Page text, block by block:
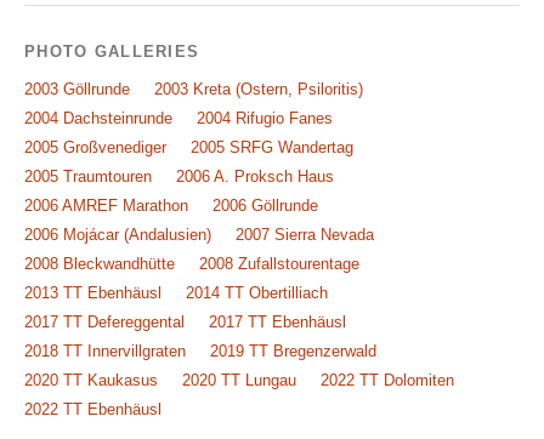
PHOTO GALLERIES
2003 Göllrunde
2003 Kreta (Ostern, Psiloritis)
2004 Dachsteinrunde
2004 Rifugio Fanes
2005 Großvenediger
2005 SRFG Wandertag
2005 Traumtouren
2006 A. Proksch Haus
2006 AMREF Marathon
2006 Göllrunde
2006 Mojácar (Andalusien)
2007 Sierra Nevada
2008 Bleckwandhütte
2008 Zufallstourentage
2013 TT Ebenhäusl
2014 TT Obertilliach
2017 TT Defereggental
2017 TT Ebenhäusl
2018 TT Innervillgraten
2019 TT Bregenzerwald
2020 TT Kaukasus
2020 TT Lungau
2022 TT Dolomiten
2022 TT Ebenhäusl